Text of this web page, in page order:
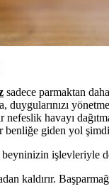
sadece parmaktan
duygularınızı
nefeslik havayı
benliğe giden yol
beyninizin işlevleriyle
kaldırır.